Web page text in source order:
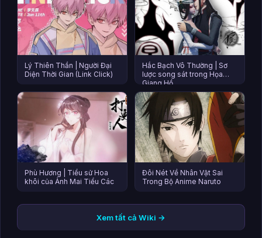
Lý Thiên Thần | Người Đại
Diện Thời Gian (Link Click)
Hắc Bạch Vô Thường | Sơ
lược song sát trong Họa
Giang Hồ
Phù Hương | Tiểu sử Hoa
khôi của Ảnh Mai Tiểu Các
Đôi Nét Về Nhân Vật Sai
Trong Bộ Anime Naruto
Xem tất cả Wiki →